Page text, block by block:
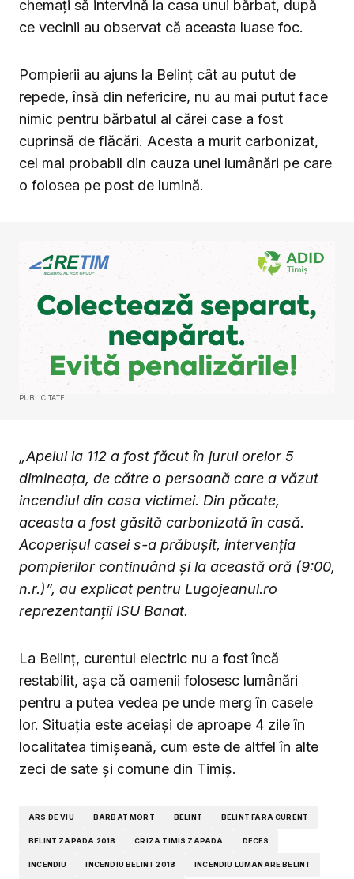
chemați să intervină la casa unui bărbat, după
ce vecinii au observat că aceasta luase foc.
Pompierii au ajuns la Belinț cât au putut de
repede, însă din nefericire, nu au mai putut face
nimic pentru bărbatul al cărei case a fost
cuprinsă de flăcări. Acesta a murit carbonizat,
cel mai probabil din cauza unei lumânări pe care
o folosea pe post de lumină.
PUBLICITATE
„Apelul la 112 a fost făcut în jurul orelor 5
dimineața, de către o persoană care a văzut
incendiul din casa victimei. Din păcate,
aceasta a fost găsită carbonizată în casă.
Acoperișul casei s-a prăbușit, intervenția
pompierilor continuând și la această oră (9:00,
n.r.)”, au explicat pentru Lugojeanul.ro
reprezentanții ISU Banat.
La Belinț, curentul electric nu a fost încă
restabilit, așa că oamenii folosesc lumânări
pentru a putea vedea pe unde merg în casele
lor. Situația este aceiași de aproape 4 zile în
localitatea timișeană, cum este de altfel în alte
zeci de sate și comune din Timiș.
ARS DE VIU BARBAT MORT BELINT BELINT FARA CURENT
BELINT ZAPADA 2018 CRIZA TIMIS ZAPADA DECES
INCENDIU INCENDIU BELINT 2018 INCENDIU LUMANARE BELINT